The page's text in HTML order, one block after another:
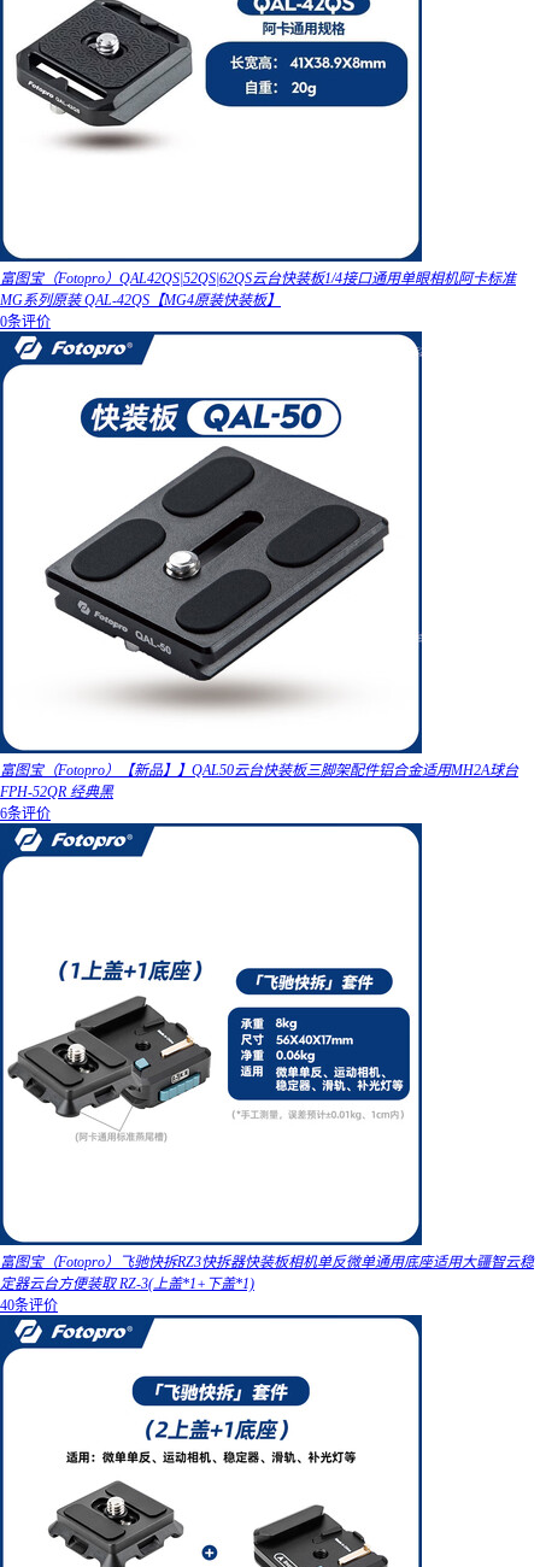
富图宝（Fotopro）QAL42QS|52QS|62QS云台快装板1/4接口通用单眼相机阿卡标准
MG系列原装 QAL-42QS【MG4原装快装板】
0条评价
富图宝（Fotopro）【新品】】QAL50云台快装板三脚架配件铝合金适用MH2A球台
FPH-52QR 经典黑
6条评价
富图宝（Fotopro）飞驰快拆RZ3快拆器快装板相机单反微单通用底座适用大疆智云稳
定器云台方便装取 RZ-3(上盖*1+下盖*1)
40条评价